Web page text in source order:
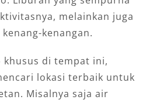
melainkan juga
kenangan.
di tempat ini,
lokasi terbaik untuk
Misalnya saja air